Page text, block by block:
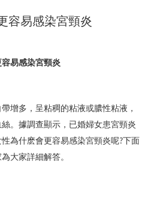
容易感染宮頸炎
易感染宮頸炎
增多，呈粘稠的粘液或膿性粘液，
。據調查顯示，已婚婦女患宮頸炎
為什麽會更容易感染宮頸炎呢?下面
大家詳細解答。